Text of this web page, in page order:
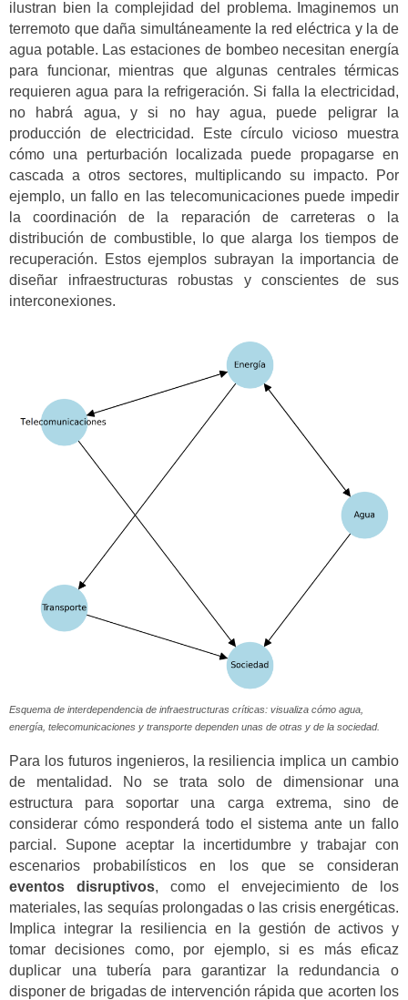
ilustran bien la complejidad del problema. Imaginemos un
terremoto que daña simultáneamente la red eléctrica y la de
agua potable. Las estaciones de bombeo necesitan energía
para funcionar, mientras que algunas centrales térmicas
requieren agua para la refrigeración. Si falla la electricidad,
no habrá agua, y si no hay agua, puede peligrar la
producción de electricidad. Este círculo vicioso muestra
cómo una perturbación localizada puede propagarse en
cascada a otros sectores, multiplicando su impacto. Por
ejemplo, un fallo en las telecomunicaciones puede impedir
la coordinación de la reparación de carreteras o la
distribución de combustible, lo que alarga los tiempos de
recuperación. Estos ejemplos subrayan la importancia de
diseñar infraestructuras robustas y conscientes de sus
interconexiones.
Esquema de interdependencia de infraestructuras críticas: visualiza cómo agua,
energía, telecomunicaciones y transporte dependen unas de otras y de la sociedad.
Para los futuros ingenieros, la resiliencia implica un cambio
de mentalidad. No se trata solo de dimensionar una
estructura para soportar una carga extrema, sino de
considerar cómo responderá todo el sistema ante un fallo
parcial. Supone aceptar la incertidumbre y trabajar con
escenarios probabilísticos en los que se consideran
eventos disruptivos, como el envejecimiento de los
materiales, las sequías prolongadas o las crisis energéticas.
Implica integrar la resiliencia en la gestión de activos y
tomar decisiones como, por ejemplo, si es más eficaz
duplicar una tubería para garantizar la redundancia o
disponer de brigadas de intervención rápida que acorten los